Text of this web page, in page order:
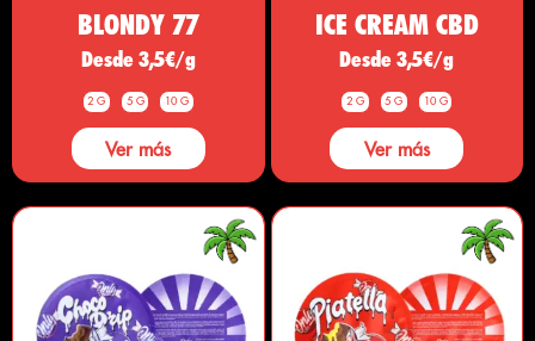
BLONDY 77
Desde 3,5€/g
2 G 5 G 10 G
Ver más
ICE CREAM CBD
Desde 3,5€/g
2 G 5 G 10 G
Ver más